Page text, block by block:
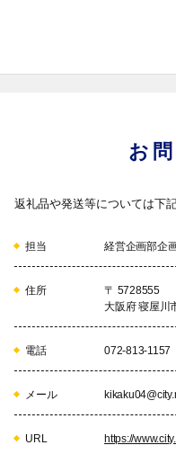
お
返礼品や発送等については下
担当 経営企画部企
住所
〒 5728555
大阪府 寝屋川
電話 072-813-1157
メール
URL https://